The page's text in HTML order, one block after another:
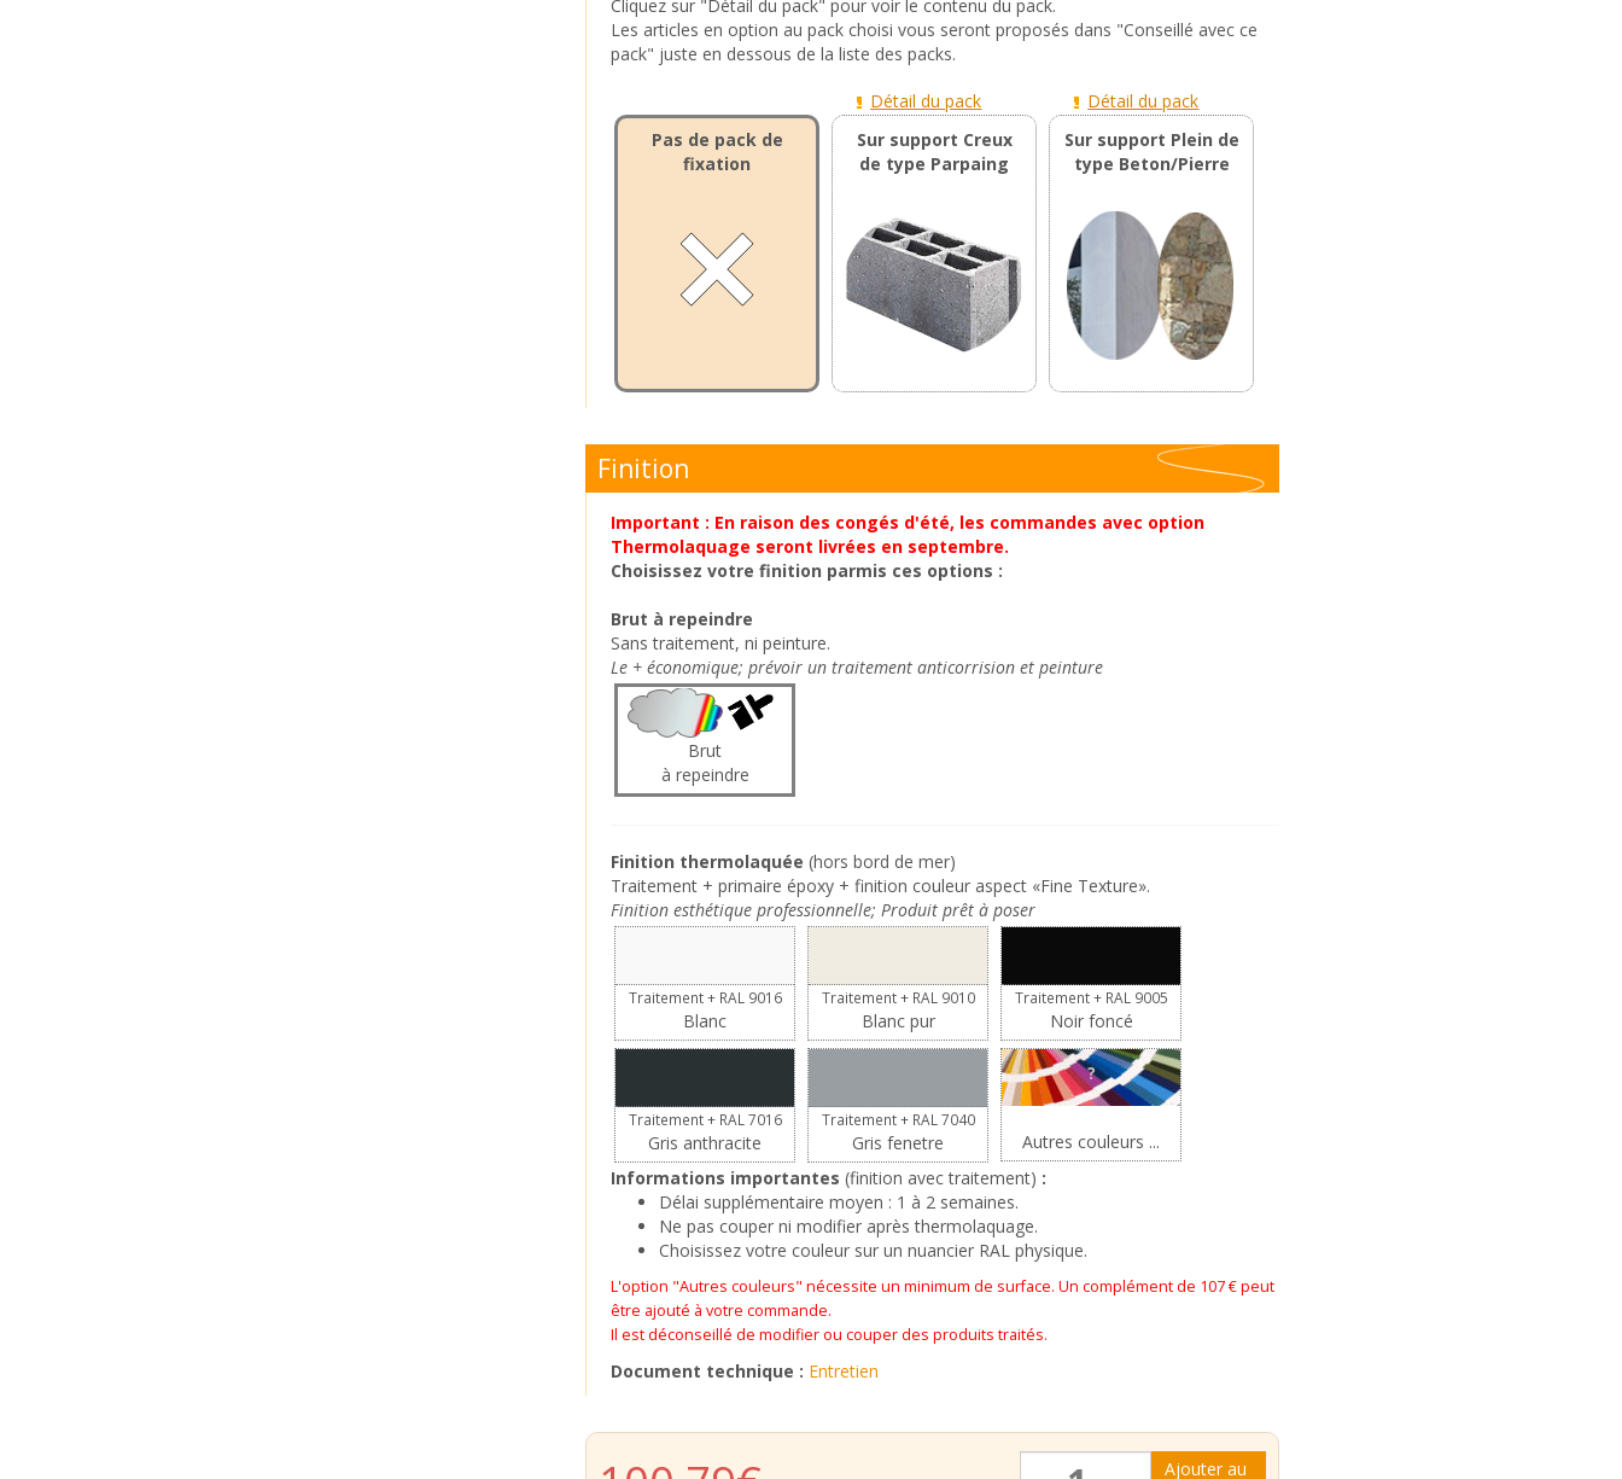
Cliquez sur "Détail du pack" pour voir le contenu du pack.
Les articles en option au pack choisi vous seront proposés dans "Conseillé avec ce
pack" juste en dessous de la liste des packs.
Pas de pack de
fixation
Détail du pack
Sur support Creux
de type Parpaing
Détail du pack
Sur support Plein de
type Beton/Pierre
Finition
Important : En raison des congés d'été, les commandes avec option
Thermolaquage seront livrées en septembre.
Choisissez votre finition parmis ces options :
Brut à repeindre
Sans traitement, ni peinture.
Le + économique; prévoir un traitement anticorrision et peinture
Brut
à repeindre
Finition thermolaquée (hors bord de mer)
Traitement + primaire époxy + finition couleur aspect «Fine Texture».
Finition esthétique professionnelle; Produit prêt à poser
Traitement + RAL 9016
Blanc
Traitement + RAL 9010
Blanc pur
Traitement + RAL 9005
Noir foncé
Traitement + RAL 7016
Gris anthracite
Traitement + RAL 7040
Gris fenetre
?
Autres couleurs ...
Informations importantes (finition avec traitement) :
Délai supplémentaire moyen : 1 à 2 semaines.
Ne pas couper ni modifier après thermolaquage.
Choisissez votre couleur sur un nuancier RAL physique.
L'option "Autres couleurs" nécessite un minimum de surface. Un complément de 107 € peut
être ajouté à votre commande.
Il est déconseillé de modifier ou couper des produits traités.
Document technique : Entretien
Ajouter au